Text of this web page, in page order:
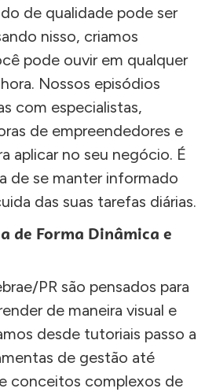
de qualidade pode ser
nisso, criamos
pode ouvir em qualquer
Nossos episódios
com especialistas,
de empreendedores e
aplicar no seu negócio. É
de se manter informado
das suas tarefas diárias.
de Forma Dinâmica e
PR são pensados para
de maneira visual e
desde tutoriais passo a
de gestão até
conceitos complexos de